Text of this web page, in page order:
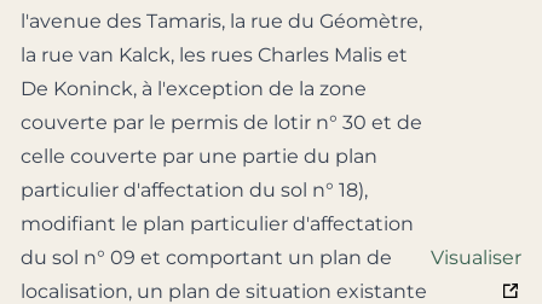
l'avenue des Tamaris, la rue du Géomètre,
la rue van Kalck, les rues Charles Malis et
De Koninck, à l'exception de la zone
couverte par le permis de lotir n° 30 et de
celle couverte par une partie du plan
particulier d'affectation du sol n° 18),
modifiant le plan particulier d'affectation
du sol n° 09 et comportant un plan de
localisation, un plan de situation existante
Visualiser